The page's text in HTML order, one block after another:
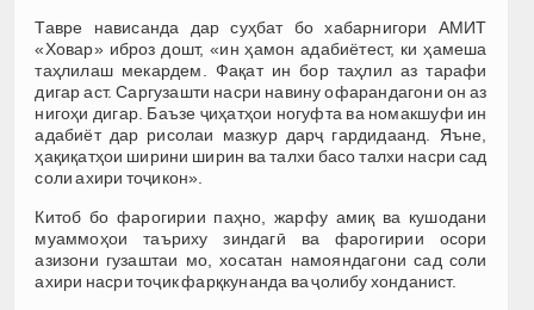
Тавре нависанда дар суҳбат бо хабарнигори АМИТ
«Ховар» иброз дошт, «ин ҳамон адабиётест, ки ҳамеша
таҳлилаш мекардем. Фақат ин бор таҳлил аз тарафи
дигар аст. Саргузашти насри навину офарандагони он аз
нигоҳи дигар. Баъзе ҷиҳатҳои ногуфта ва номакшуфи ин
адабиёт дар рисолаи мазкур дарҷ гардидаанд. Яъне,
ҳақиқатҳои ширини ширин ва талхи басо талхи насри сад
соли ахири тоҷикон».
Китоб бо фарогирии паҳно, жарфу амиқ ва кушодани
муаммоҳои таъриху зиндагӣ ва фарогирии осори
азизони гузаштаи мо, хосатан намояндагони сад соли
ахири насри тоҷик фарқкунанда ва ҷолибу хонданист.